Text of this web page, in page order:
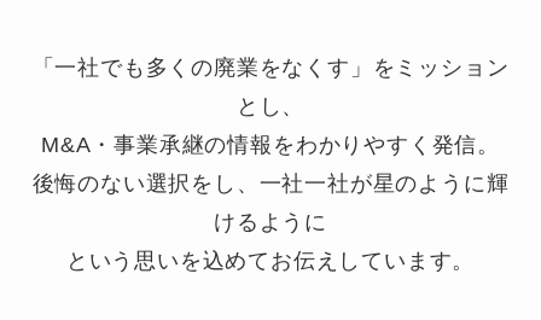
「一社でも多くの廃業をなくす」をミッション
とし、
M&A・事業承継の情報をわかりやすく発信。
後悔のない選択をし、一社一社が星のように輝
けるように
という思いを込めてお伝えしています。